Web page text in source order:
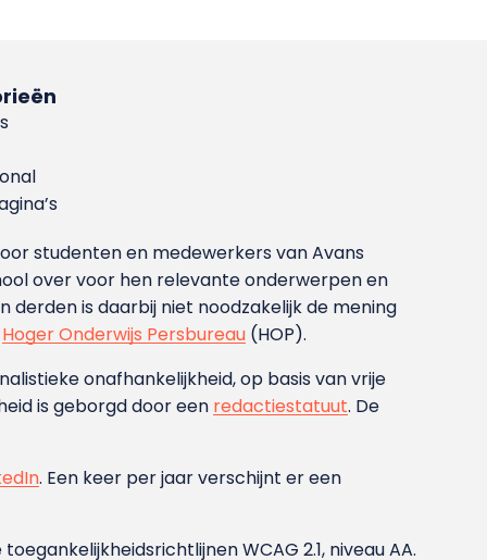
studenten en medewerkers van Avans
over voor hen relevante onderwerpen en
is daarbij niet noodzakelijk de mening
Hoger Onderwijs Persbureau (HOP).
onafhankelijkheid, op basis van vrije
is geborgd door een redactiestatuut. De
. Een keer per jaar verschijnt er een
WCAG 2.1, niveau AA.